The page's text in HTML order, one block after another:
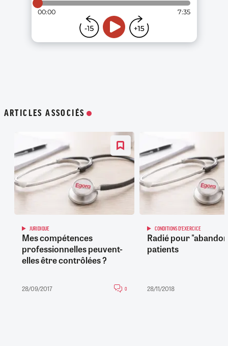
ARTICLES ASSOCIÉS
JURIDIQUE
Mes compétences
professionnelles peuvent-
elles être contrôlées ?
28/09/2017 0
CONDITIONS D'EXERCICE
Radié pour
patients
28/11/2018